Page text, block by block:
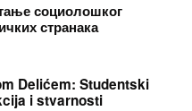
социолошког
странака
Delićem: Studentski
i stvarnosti